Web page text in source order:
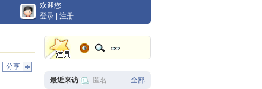
欢迎您
登录
注册
分享
全部
最近来访 匿名